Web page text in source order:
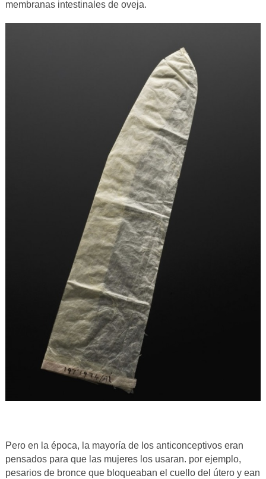
membranas intestinales de oveja.
Pero en la época, la mayoría de los anticonceptivos eran
pensados para que las mujeres los usaran. por ejemplo,
pesarios de bronce que bloqueaban el cuello del útero y ean